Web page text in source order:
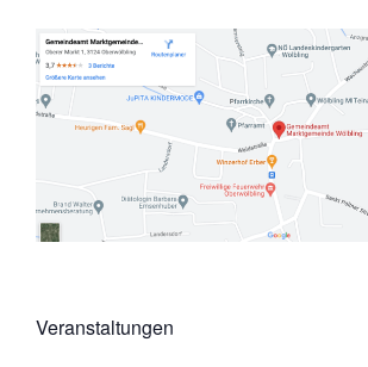
Veranstaltungen